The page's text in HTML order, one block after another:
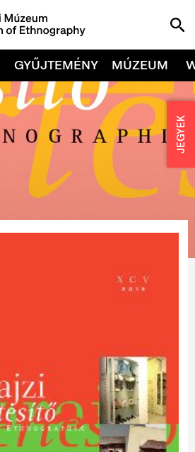
GYŰJTEMÉNY MÚZEUM
JEGYEK